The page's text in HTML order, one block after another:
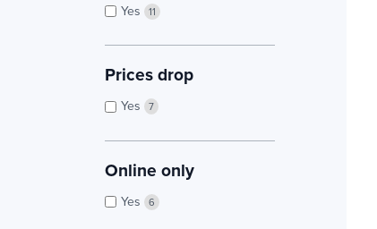
Yes 11
Prices drop
Yes 7
Online only
Yes 6